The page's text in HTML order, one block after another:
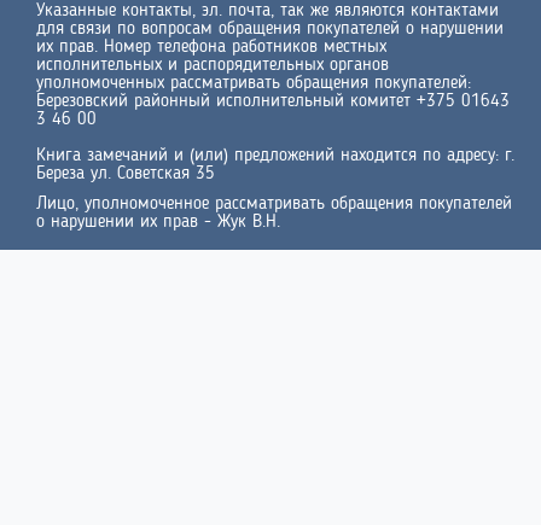
Указанные контакты, эл. почта, так же являются контактами
для связи по вопросам обращения покупателей о нарушении
их прав. Номер телефона работников местных
исполнительных и распорядительных органов
уполномоченных рассматривать обращения покупателей:
Березовский районный исполнительный комитет +375 01643
3 46 00
Книга замечаний и (или) предложений находится по адресу: г.
Береза ул. Советская 35
Лицо, уполномоченное рассматривать обращения покупателей
о нарушении их прав - Жук В.Н.